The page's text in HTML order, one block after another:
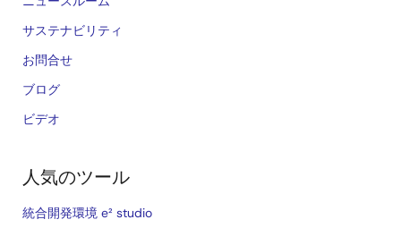
サステナビリティ
お問合せ
ブログ
ビデオ
人気のツール
統合開発環境 e² studio